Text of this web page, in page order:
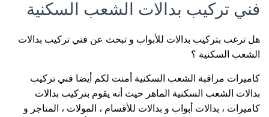
فني تركيب بدالات الشعب السكنية
هل ترغب بتركيب بدالات للأبواب و تبحث عن فني تركيب بدالات
الشعب السكنية ؟
كاميرات مراقبة الشعب السكنية أمنت لكم أيضا فني تركيب
بدالات الشعب السكنية الماهر حيث أنه يقوم بتركيب بدالات
كاميرات ، بدالات أبواب و بدالات للأقسام ، المولات ، المتاجر و